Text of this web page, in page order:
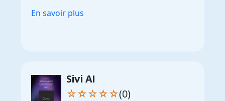
En savoir plus
Sivi AI
☆☆☆☆☆(0)